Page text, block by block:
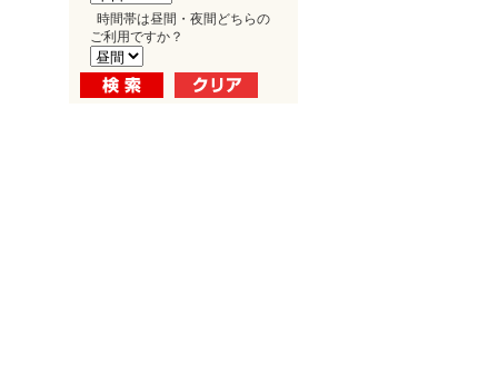
時間帯は昼間・夜間どちらの
ご利用ですか？